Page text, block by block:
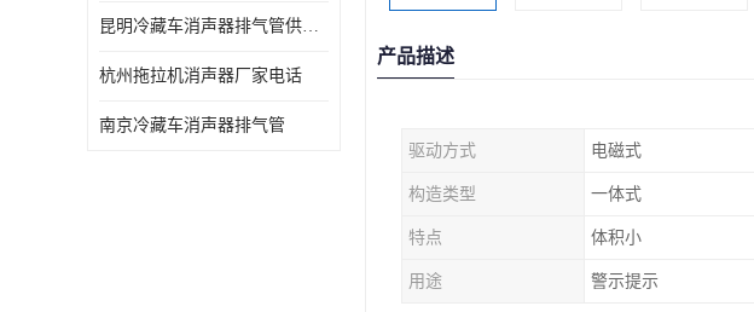
昆明冷藏车消声器排气管供货商 可定制
杭州拖拉机消声器厂家电话
南京冷藏车消声器排气管
产品描述
驱动方式 电磁式
构造类型 一体式
特点 体积小
用途 警示提示